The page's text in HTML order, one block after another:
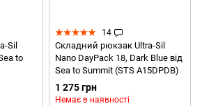
Sil
to
14
Складний рюкзак Ultra-Sil
Nano DayPack 18, Dark Blue від
Sea to Summit (STS A15DPDB)
1 275 грн
Немає в наявності